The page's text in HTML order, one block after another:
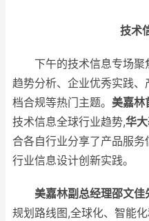
技术
下午的技术信息专场
趋势分析、企业优秀实践
档合规等热门主题。 美嘉林
技术信息全球行业趋势,华
合各自行业分享了产品服
行业信息设计创新实践。
美嘉林副总经理邵文佳
规划路线图,全球化、智能